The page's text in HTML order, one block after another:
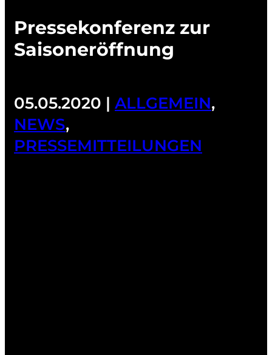
Pressekonferenz zur
Saisoneröffnung
05.05.2020 | ALLGEMEIN,
NEWS,
PRESSEMITTEILUNGEN